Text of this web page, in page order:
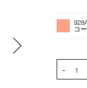
ン
プ
を
カ
ー
Actions
コ
- 1